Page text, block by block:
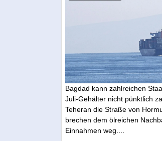
Bagdad kann zahlreichen
Juli-Gehälter nicht pünktlich
Teheran die Straße von
brechen dem ölreichen
Einnahmen weg....